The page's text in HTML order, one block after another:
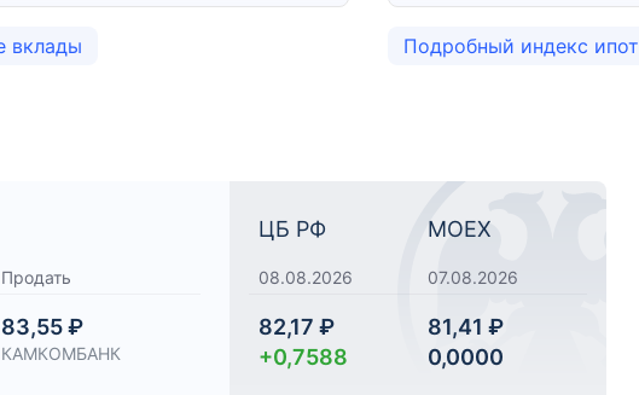
вклады Подробный индекс
Продать
83,55 ₽
КАМКОМБАНК
ЦБ РФ
08.08.2026
82,17 ₽
+0,7588
MOEX
07.08.2026
81,41 ₽
0,0000